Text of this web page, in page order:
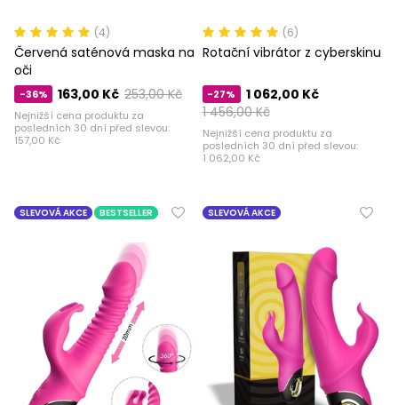
(4)
Červená saténová maska ​​na
oči
-36% 253,00 Kč
163,00 Kč
Nejnižší cena produktu za
posledních 30 dní před slevou:
157,00 Kč
(6)
Rotační vibrátor z cyberskinu
-27%
1 456,00 Kč
1 062,00 Kč
Nejnižší cena produktu za
posledních 30 dní před slevou:
1 062,00 Kč
SLEVOVÁ AKCE BESTSELLER SLEVOVÁ AKCE